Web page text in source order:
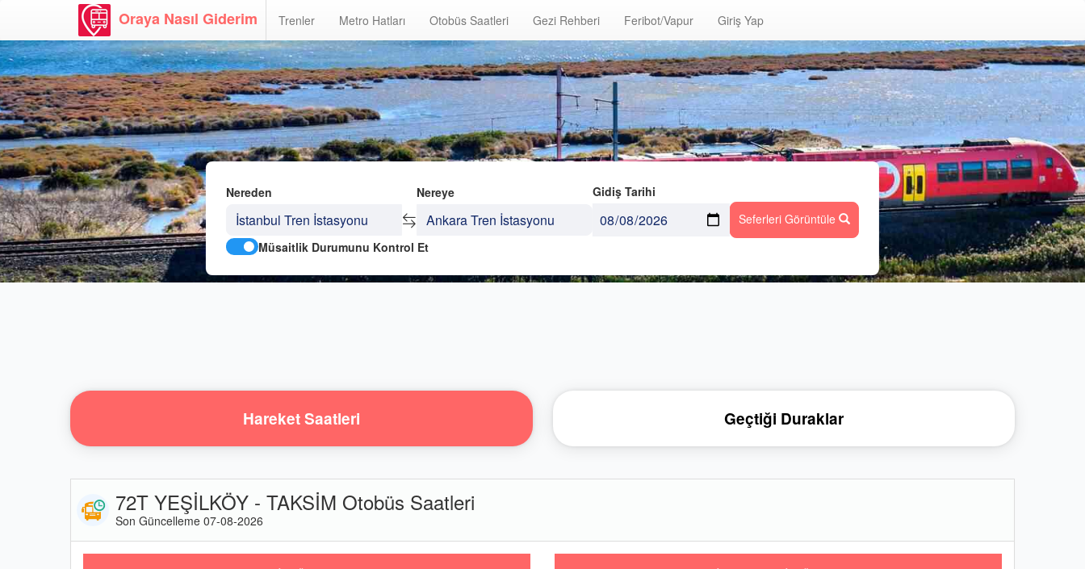
Oraya Nasıl Giderim Trenler Metro Hatları Otobüs Saatleri Gezi Rehberi Feribot/Vapur Giriş Yap
Nereden Nereye
Gidiş Tarihi
Seferleri Görüntüle
Müsaitlik Durumunu Kontrol Et
Hareket Saatleri Geçtiği Duraklar
72T YEŞİLKÖY - TAKSİM Otobüs Saatleri
Son Güncelleme 07-08-2026